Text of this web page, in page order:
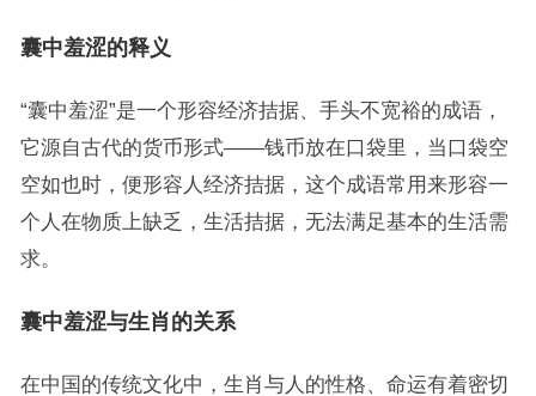
囊中羞涩的释义
“囊中羞涩”是一个形容经济拮据、手头不宽裕的成语，
它源自古代的货币形式——钱币放在口袋里，当口袋空
空如也时，便形容人经济拮据，这个成语常用来形容一
个人在物质上缺乏，生活拮据，无法满足基本的生活需
求。
囊中羞涩与生肖的关系
在中国的传统文化中，生肖与人的性格、命运有着密切